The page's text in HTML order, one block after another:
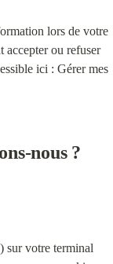
lors de votre
accepter ou refuser
ici : Gérer mes
nous ?
sur votre terminal